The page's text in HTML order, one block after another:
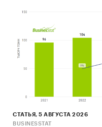
Материалы
Результаты
(United Nations
Organization и др.).
Материалы
СТАТЬЯ, 5 АВГУСТА 2026
BUSINESSTAT